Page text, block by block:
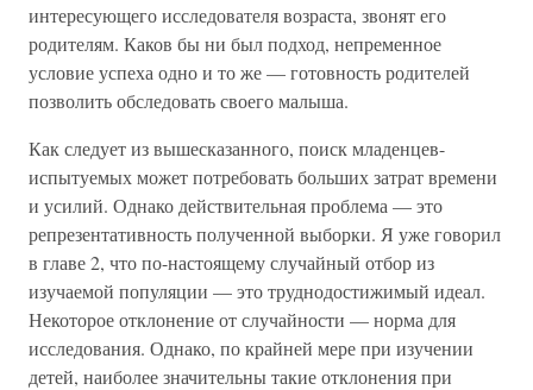
интересующего исследователя возраста, звонят его
родителям. Каков бы ни был подход, непременное
условие успеха одно и то же — готовность родителей
позволить обследовать своего малыша.
Как следует из вышесказанного, поиск младенцев-
испытуемых может потребовать больших затрат времени
и усилий. Однако действительная проблема — это
репрезентативность полученной выборки. Я уже говорил
в главе 2, что по-настоящему случайный отбор из
изучаемой популяции — это труднодостижимый идеал.
Некоторое отклонение от случайности — норма для
исследования. Однако, по крайней мере при изучении
детей, наиболее значительны такие отклонения при